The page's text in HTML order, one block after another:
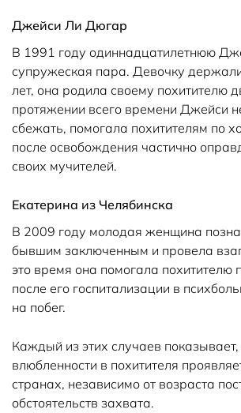
Джейси Ли Дюгар
В 1991 году одиннадцатилетнюю
супружеская пара. Девочку
лет, она родила своему похитителю
протяжении всего времени Джейси
сбежать, помогала похитителям по
после освобождения частично
своих мучителей.
Екатерина из Челябинска
В 2009 году молодая женщина
бывшим заключенным и провела
это время она помогала похитителю
после его госпитализации в
на побег.
Каждый из этих случаев
влюбленности в похитителя
странах, независимо от возраста
обстоятельств захвата.